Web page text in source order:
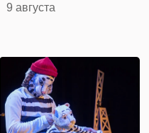
9 августа